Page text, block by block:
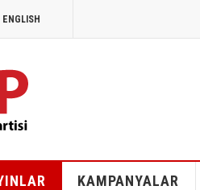
ENGLISH
KAMPANYALAR